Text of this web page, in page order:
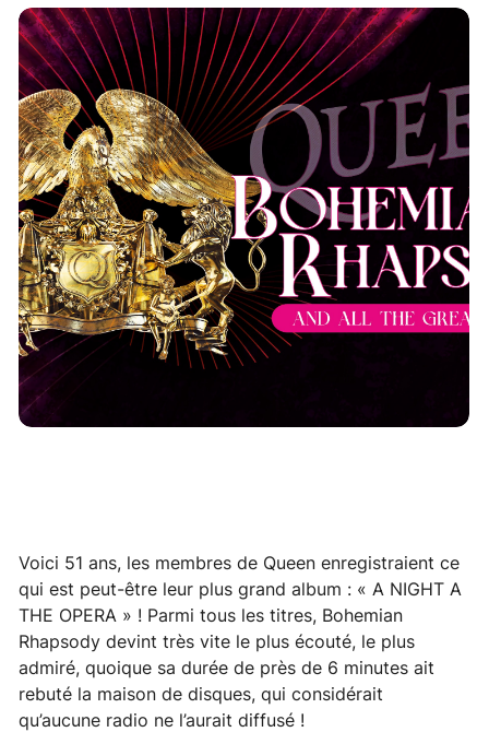
Voici 51 ans, les membres de Queen enregistraient ce
qui est peut-être leur plus grand album : « A NIGHT A
THE OPERA » ! Parmi tous les titres, Bohemian
Rhapsody devint très vite le plus écouté, le plus
admiré, quoique sa durée de près de 6 minutes ait
rebuté la maison de disques, qui considérait
qu’aucune radio ne l’aurait diffusé !